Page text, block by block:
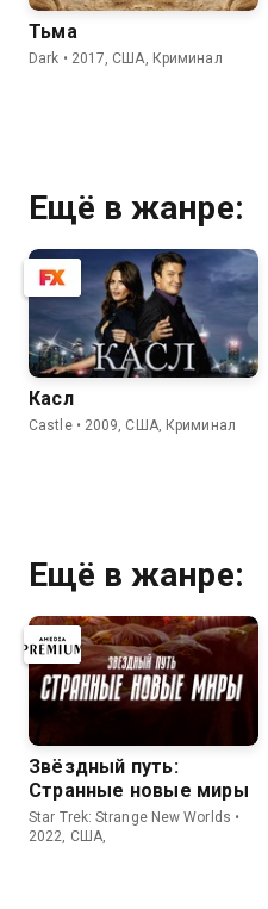
Тьма
Dark • 2017, США, Криминал
Ещё в жанре:
Касл
Castle • 2009, США, Криминал
Ещё в жанре:
Звёздный путь:
Странные новые миры
Star Trek: Strange New Worlds •
2022, США,